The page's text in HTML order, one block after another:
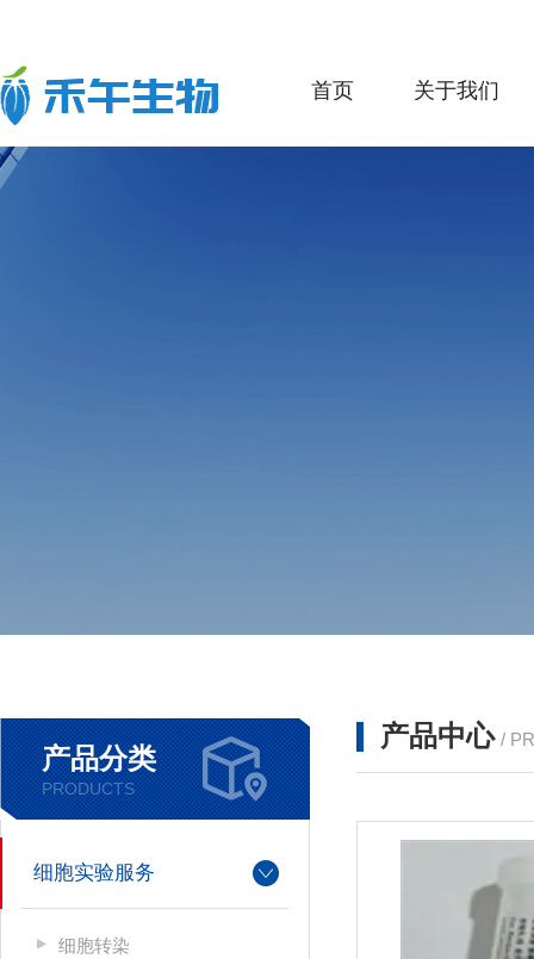
首页 关于我们
产品分类
PRODUCTS
细胞实验服务
细胞转染
产品中心 /